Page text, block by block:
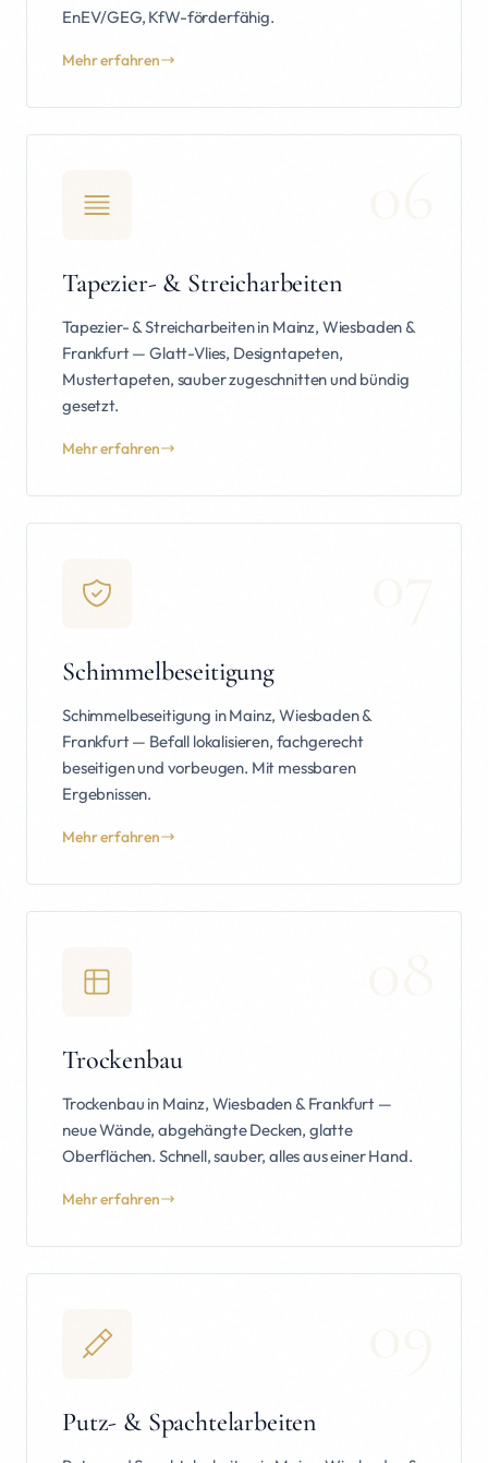
EnEV/GEG, KfW-förderfähig.
Mehr erfahren
Tapezier- & Streicharbeiten
Tapezier- & Streicharbeiten in Mainz, Wiesbaden &
Frankfurt — Glatt-Vlies, Designtapeten,
Mustertapeten, sauber zugeschnitten und bündig
gesetzt.
Mehr erfahren
Schimmelbeseitigung
Schimmelbeseitigung in Mainz, Wiesbaden &
Frankfurt — Befall lokalisieren, fachgerecht
beseitigen und vorbeugen. Mit messbaren
Ergebnissen.
Mehr erfahren
Trockenbau
Trockenbau in Mainz, Wiesbaden & Frankfurt —
neue Wände, abgehängte Decken, glatte
Oberflächen. Schnell, sauber, alles aus einer Hand.
Mehr erfahren
Putz- & Spachtelarbeiten